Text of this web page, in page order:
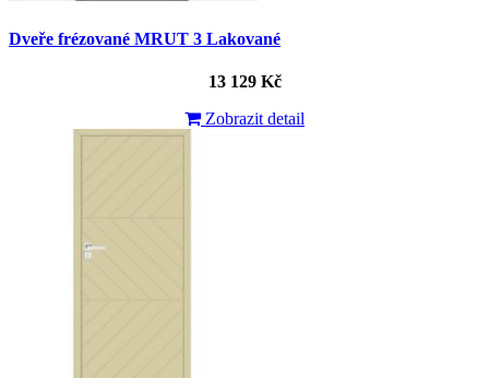
Dveře frézované MRUT 3 Lakované
13 129 Kč
Zobrazit detail